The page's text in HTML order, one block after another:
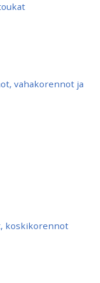
vahakorennot ja
koskikorennot